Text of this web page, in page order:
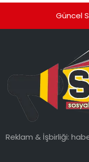
Güncel
Reklam & İşbirliği: